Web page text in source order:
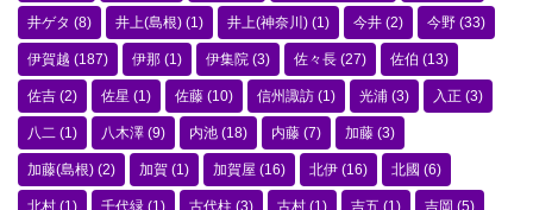
井ゲタ (8) 井上(島根) (1) 井上(神奈川) (1) 今井 (2) 今野 (33)
伊賀越 (187) 伊那 (1) 伊集院 (3) 佐々長 (27) 佐伯 (13)
佐吉 (2) 佐星 (1) 佐藤 (10) 信州諏訪 (1) 光浦 (3) 入正 (3)
八二 (1) 八木澤 (9) 内池 (18) 内藤 (7) 加藤 (3)
加藤(島根) (2) 加賀 (1) 加賀屋 (16) 北伊 (16) 北國 (6)